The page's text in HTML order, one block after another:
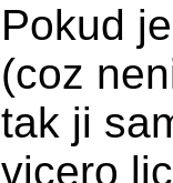
Pokud
(coz
tak ji
vicero